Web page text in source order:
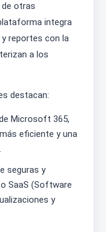
de otras
integra
y reportes con la
a los
destacan:
Microsoft 365,
eficiente y una
seguras y
SaaS (Software
y